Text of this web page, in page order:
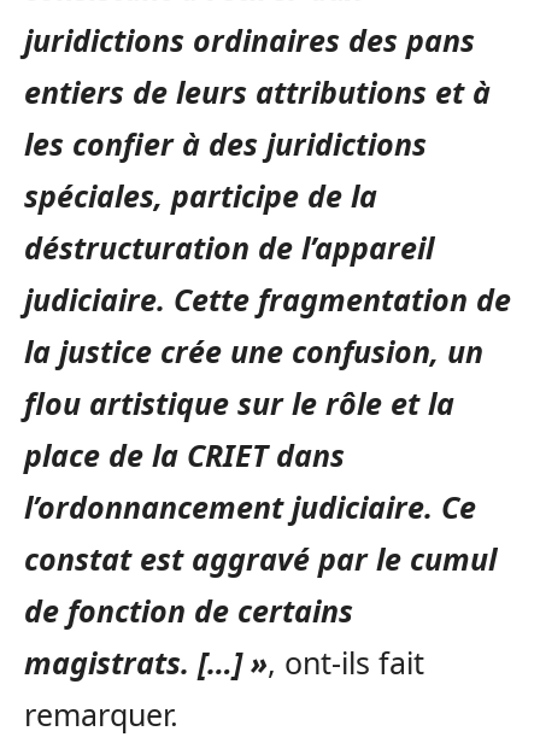
juridictions ordinaires des pans
entiers de leurs attributions et à
les confier à des juridictions
spéciales, participe de la
déstructuration de l’appareil
judiciaire. Cette fragmentation de
la justice crée une confusion, un
flou artistique sur le rôle et la
place de la CRIET dans
l’ordonnancement judiciaire. Ce
constat est aggravé par le cumul
de fonction de certains
magistrats. […] », ont-ils fait
remarquer.